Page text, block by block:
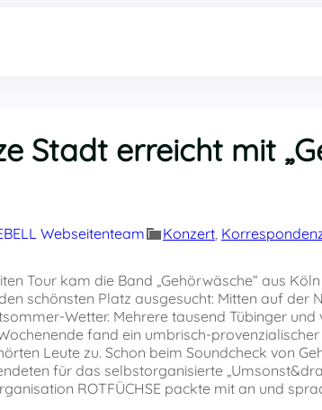
Stadt erreicht mit
Webseitenteam Konzert
Tour kam die Band „Gehörwäsche“ aus
schönsten Platz ausgesucht: Mitten auf der
Wetter. Mehrere tausend Tübinger
fand ein umbrisch-
Leute zu. Schon beim Soundcheck von
für das selbstorganisierte
ROTFÜCHSE packte mit an und